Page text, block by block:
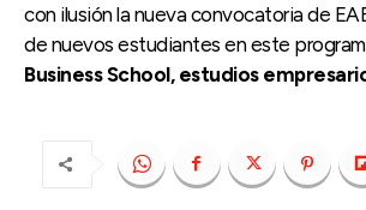
con ilusión la nueva convocatoria de
de nuevos estudiantes en este
Business School, estudios